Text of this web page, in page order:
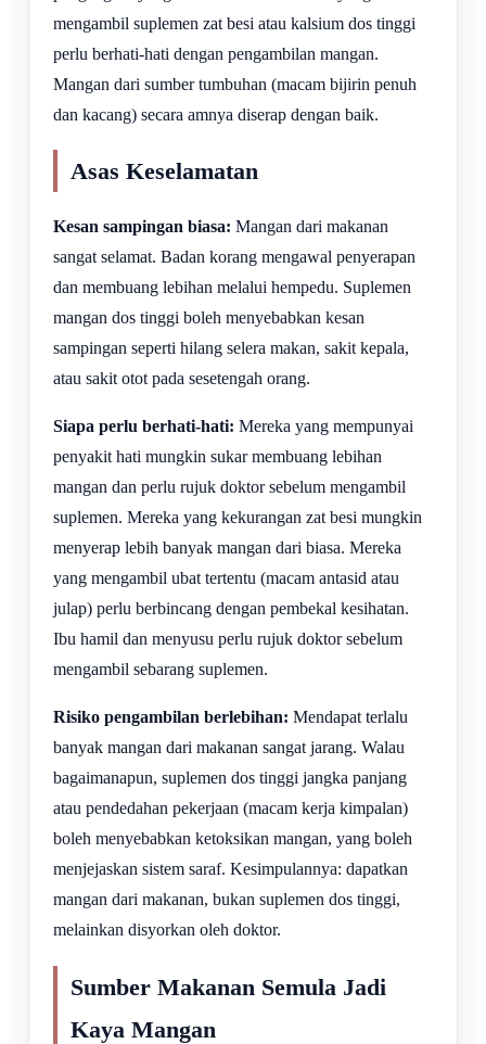
mengambil suplemen zat besi atau kalsium dos tinggi
perlu berhati-hati dengan pengambilan mangan.
Mangan dari sumber tumbuhan (macam bijirin penuh
dan kacang) secara amnya diserap dengan baik.
Asas Keselamatan
Kesan sampingan biasa: Mangan dari makanan
sangat selamat. Badan korang mengawal penyerapan
dan membuang lebihan melalui hempedu. Suplemen
mangan dos tinggi boleh menyebabkan kesan
sampingan seperti hilang selera makan, sakit kepala,
atau sakit otot pada sesetengah orang.
Siapa perlu berhati-hati: Mereka yang mempunyai
penyakit hati mungkin sukar membuang lebihan
mangan dan perlu rujuk doktor sebelum mengambil
suplemen. Mereka yang kekurangan zat besi mungkin
menyerap lebih banyak mangan dari biasa. Mereka
yang mengambil ubat tertentu (macam antasid atau
julap) perlu berbincang dengan pembekal kesihatan.
Ibu hamil dan menyusu perlu rujuk doktor sebelum
mengambil sebarang suplemen.
Risiko pengambilan berlebihan: Mendapat terlalu
banyak mangan dari makanan sangat jarang. Walau
bagaimanapun, suplemen dos tinggi jangka panjang
atau pendedahan pekerjaan (macam kerja kimpalan)
boleh menyebabkan ketoksikan mangan, yang boleh
menjejaskan sistem saraf. Kesimpulannya: dapatkan
mangan dari makanan, bukan suplemen dos tinggi,
melainkan disyorkan oleh doktor.
Sumber Makanan Semula Jadi
Kaya Mangan